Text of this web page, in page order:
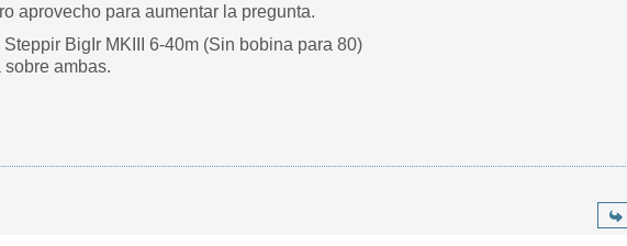
aprovecho para aumentar la pregunta.
BigIr MKIII 6-40m (Sin bobina para 80)
ambas.